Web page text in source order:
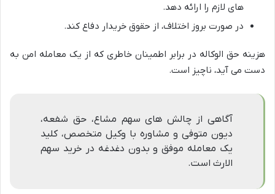
های لازم را ارائه دهد.
در صورت بروز اختلاف، از حقوق خریدار دفاع کند.
هزینه حق الوکاله در برابر اطمینان خاطری که از یک معامله امن به
دست می آید، ناچیز است.
آگاهی از چالش های سهم مشاع، حق شفعه،
دیون متوفی و مشاوره با وکیل متخصص، کلید
یک معامله موفق و بدون دغدغه در خرید سهم
الارث است.